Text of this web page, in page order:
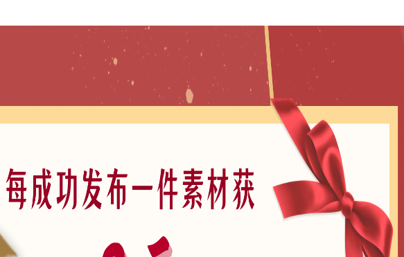
型 登录 注册
团标准化设计-现代风格交付区景观标准化方案及设计指引
观设计师